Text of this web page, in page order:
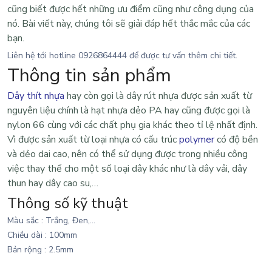
cũng biết được hết những ưu điểm cũng như công dụng của
nó. Bài viết này, chúng tôi sẽ giải đáp hết thắc mắc của các
bạn.
Liên hệ tới hotline 0926864444 để được tư vấn thêm chi tiết.
Thông tin sản phẩm
Dây thít nhựa hay còn gọi là dây rút nhựa được sản xuất từ
nguyên liệu chính là hạt nhựa dẻo PA hay cũng được gọi là
nylon 66 cùng với các chất phụ gia khác theo tỉ lệ nhất định.
Vì được sản xuất từ loại nhựa có cấu trúcpolymercó độ bền
và dẻo dai cao, nên có thể sử dụng được trong nhiều công
việc thay thế cho một số loại dây khác như là dây vải, dây
thun hay dây cao su,…
Thông số kỹ thuật
Màu sắc : Trắng, Đen,...
Chiều dài : 100mm
Bản rộng : 2.5mm